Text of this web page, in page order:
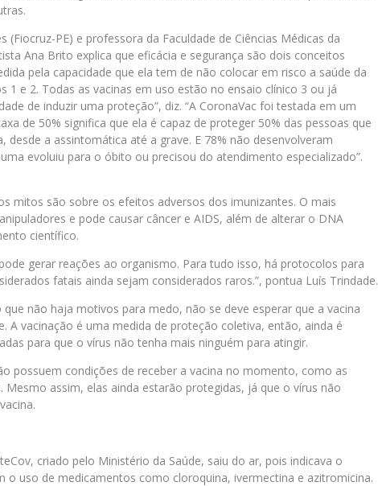
PE) e professora da Faculdade de Ciências Médicas da
Ana Brito explica que eficácia e segurança são dois conceitos
pela capacidade que ela tem de não colocar em risco a saúde da
1 e 2. Todas as vacinas em uso estão no ensaio clínico 3 ou já
de induzir uma proteção”, diz. “A CoronaVac foi testada em um
de 50% significa que ela é capaz de proteger 50% das pessoas que
a assintomática até a grave. E 78% não desenvolveram
evoluiu para o óbito ou precisou do atendimento especializado”.
mitos são sobre os efeitos adversos dos imunizantes. O mais
e pode causar câncer e AIDS, além de alterar o DNA
científico.
gerar reações ao organismo. Para tudo isso, há protocolos para
fatais ainda sejam considerados raros.”, pontua Luís Trindade.
não haja motivos para medo, não se deve esperar que a vacina
A vacinação é uma medida de proteção coletiva, então, ainda é
para que o vírus não tenha mais ninguém para atingir.
possuem condições de receber a vacina no momento, como as
Mesmo assim, elas ainda estarão protegidas, já que o vírus não
criado pelo Ministério da Saúde, saiu do ar, pois indicava o
uso de medicamentos como cloroquina, ivermectina e azitromicina.